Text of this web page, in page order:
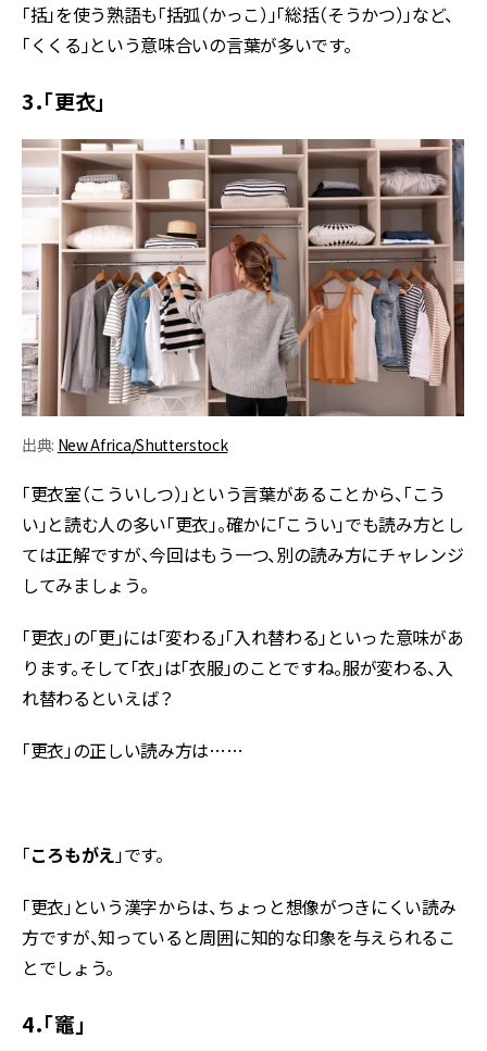
「括」を使う熟語も「括弧（かっこ）」「総括（そうかつ）」など、
「くくる」という意味合いの言葉が多いです。
3．「更衣」
出典: New Africa/Shutterstock
「更衣室（こういしつ）」という言葉があることから、「こう
い」と読む人の多い「更衣」。確かに「こうい」でも読み方とし
ては正解ですが、今回はもう一つ、別の読み方にチャレンジ
してみましょう。
「更衣」の「更」には「変わる」「入れ替わる」といった意味があ
ります。そして「衣」は「衣服」のことですね。服が変わる、入
れ替わるといえば？
「更衣」の正しい読み方は……
「ころもがえ」です。
「更衣」という漢字からは、ちょっと想像がつきにくい読み
方ですが、知っていると周囲に知的な印象を与えられるこ
とでしょう。
4．「竈」